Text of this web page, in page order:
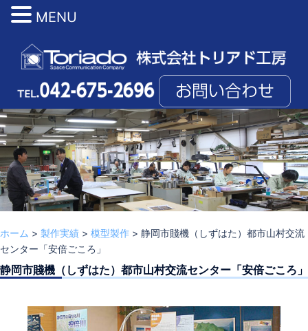
ツ
へ
ス
キ
ッ
プ
ホーム > 製作実績 > 模型製作 > 静岡市賤機（しずはた）都市山村交流
センター「安倍ごころ」
静岡市賤機（しずはた）都市山村交流センター「安倍ごころ」
MENU